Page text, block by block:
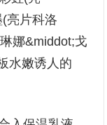
亮片科洛
娜&middot;戈
水嫩诱人的